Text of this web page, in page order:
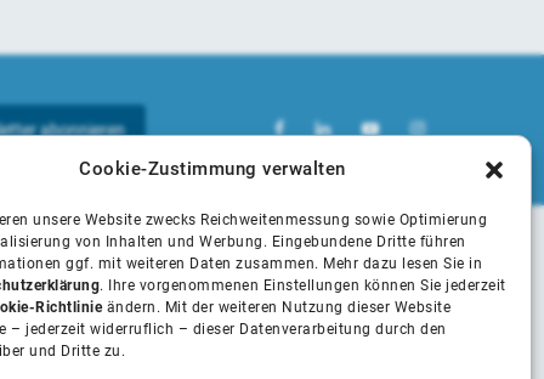
Cookie-Zustimmung verwalten
unsere Website zwecks Reichweitenmessung sowie Optimierung
von Inhalten und Werbung. Eingebundene Dritte führen
ggf. mit weiteren Daten zusammen. Mehr dazu lesen Sie in
. Ihre vorgenommenen Einstellungen können Sie jederzeit
Richtlinieändern. Mit der weiteren Nutzung dieser Website
– jederzeit widerruflich – dieser Datenverarbeitung durch den
und Dritte zu.
Unsere Partner
Installateure